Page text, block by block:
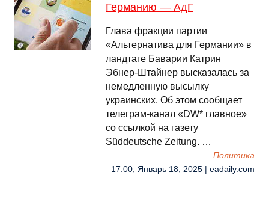
Германию — АдГ
Глава фракции партии
«Альтернатива для Германии» в
ландтаге Баварии Катрин
Эбнер-Штайнер высказалась за
немедленную высылку
украинских. Об этом сообщает
телеграм-канал «DW* главное»
со ссылкой на газету
Süddeutsche Zeitung. …
Политика
17:00, Январь 18, 2025 | eadaily.com